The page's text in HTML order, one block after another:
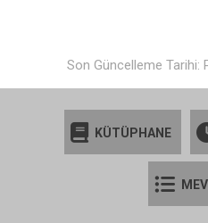
Son Güncelleme Tarihi:
KÜTÜPHANE